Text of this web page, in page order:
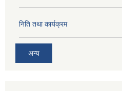
निति तथा कार्यक्रम
अन्य